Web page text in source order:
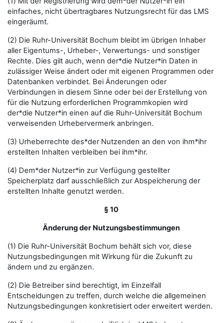
einfaches, nicht übertragbares Nutzungsrecht für das LMS
eingeräumt.
(2) Die Ruhr-Universität Bochum bleibt im übrigen Inhaber
aller Eigentums-, Urheber-, Verwertungs- und sonstiger
Rechte. Dies gilt auch, wenn der*die Nutzer*in Daten in
zulässiger Weise ändert oder mit eigenen Programmen oder
Datenbanken verbindet. Bei Änderungen oder
Verbindungen in diesem Sinne oder bei der Erstellung von
für die Nutzung erforderlichen Programmkopien wird
der*die Nutzer*in einen auf die Ruhr-Universität Bochum
verweisenden Urhebervermerk anbringen.
(3) Urheberrechte des*der Nutzenden an den von ihm*ihr
erstellten Inhalten verbleiben bei ihm*ihr.
(4) Dem*der Nutzer*in zur Verfügung gestellter
Speicherplatz darf ausschließlich zur Abspeicherung der
erstellten Inhalte genutzt werden.
§ 10
Änderung der Nutzungsbestimmungen
(1) Die Ruhr-Universität Bochum behält sich vor, diese
Nutzungsbedingungen mit Wirkung für die Zukunft zu
ändern und zu ergänzen.
(2) Die Betreiber sind berechtigt, im Einzelfall
Entscheidungen zu treffen, durch welche die allgemeinen
Nutzungsbedingungen konkretisiert oder erweitert werden.